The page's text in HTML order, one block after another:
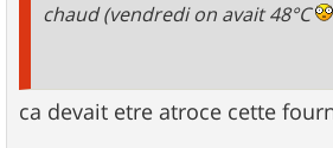
chaud (vendredi on avait 48°C
ca devait etre atroce cette